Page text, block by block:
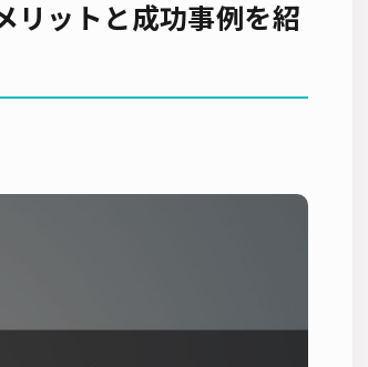
リットと成功事例を紹